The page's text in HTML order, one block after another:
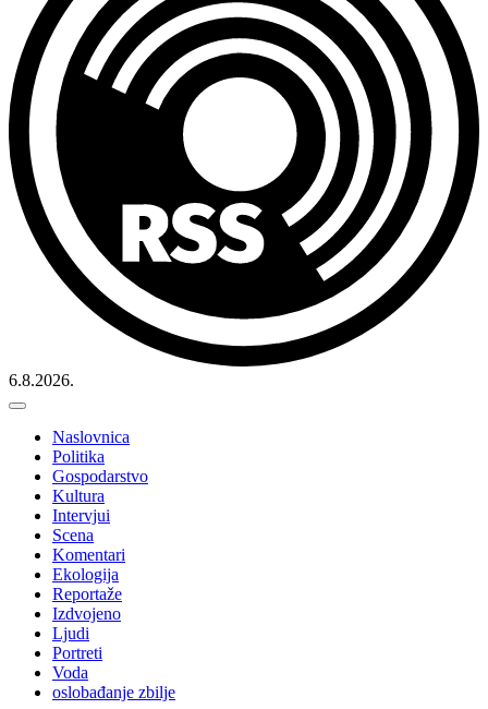
6.8.2026.
Naslovnica
Politika
Gospodarstvo
Kultura
Intervjui
Scena
Komentari
Ekologija
Reportaže
Izdvojeno
Ljudi
Portreti
Voda
oslobađanje zbilje